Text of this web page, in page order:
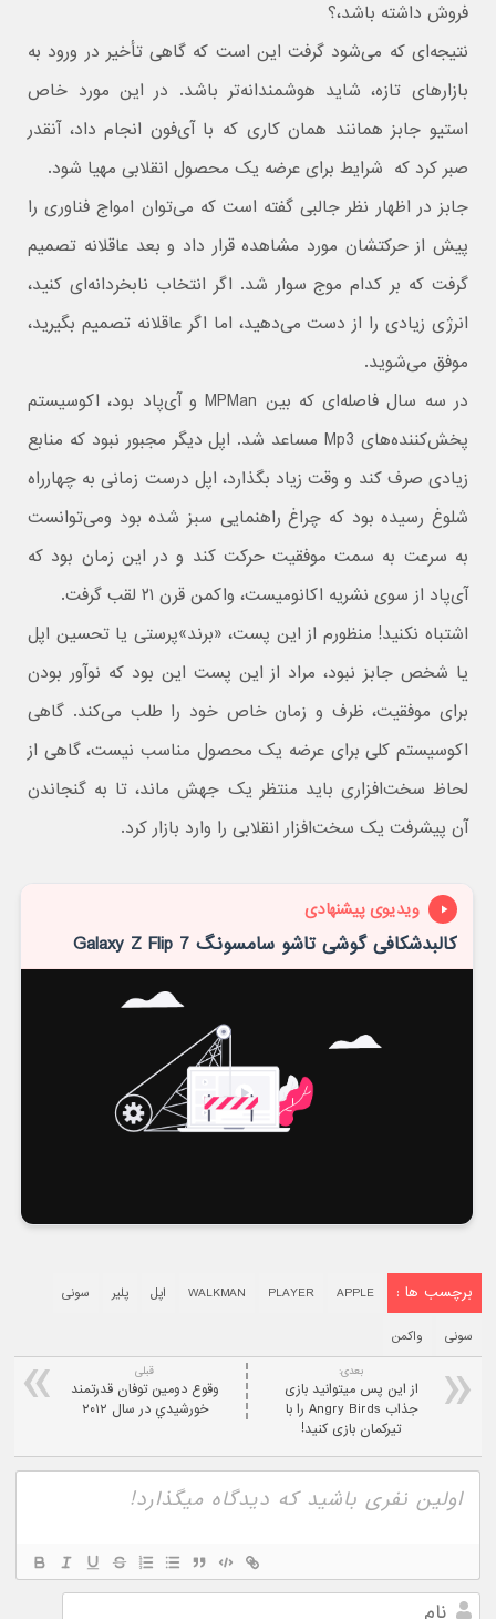
فروش داشته باشد،؟
نتیجه‌ای که می‌شود گرفت این است که گاهی تأخیر در ورود به
بازارهای تازه، شاید هوشمندانه‌تر باشد. در این مورد خاص
استیو جابز همانند همان کاری که با آی‌فون انجام داد، آنقدر
صبر کرد که شرایط برای عرضه یک محصول انقلابی مهیا شود.
جابز در اظهار نظر جالبی گفته است که می‌توان امواج فناوری را
پیش از حرکتشان مورد مشاهده قرار داد و بعد عاقلانه تصمیم
گرفت که بر کدام موج سوار شد. اگر انتخاب نابخردانه‌ای کنید،
انرژی زیادی را از دست می‌دهید، اما اگر عاقلانه تصمیم بگیرید،
موفق می‌شوید.
در سه سال فاصله‌ای که بین MPMan و آی‌پاد بود، اکوسیستم
پخش‌کننده‌های Mp3 مساعد شد. اپل دیگر مجبور نبود که منابع
زیادی صرف کند و وقت زیاد بگذارد، اپل درست زمانی به چهارراه
شلوغ رسیده بود که چراغ راهنمایی سبز شده بود ومی‌توانست
به سرعت به سمت موفقیت حرکت کند و در این زمان بود که
آی‌پاد از سوی نشریه اکانومیست، واکمن قرن ۲۱ لقب گرفت.
اشتباه نکنید! منظورم از این پست، «برند»پرستی یا تحسین اپل
یا شخص جابز نبود، مراد از این پست این بود که نوآور بودن
برای موفقیت، ظرف و زمان خاص خود را طلب می‌کند. گاهی
اکوسیستم کلی برای عرضه یک محصول مناسب نیست، گاهی از
لحاظ سخت‌افزاری باید منتظر یک جهش ماند، تا به گنجاندن
آن پیشرفت یک سخت‌افزار انقلابی را وارد بازار کرد.
ویدیوی پیشنهادی
کالبدشکافی گوشی تاشو سامسونگ Galaxy Z Flip 7
برچسب ها : APPLE
PLAYER
WALKMAN اپل پلیر سونی
سونی واکمن
قبلی
وقوع دومين توفان قدرتمند
خورشيدي در سال ۲۰۱۲
بعدی:
از این پس میتوانید بازی
جذاب Angry Birds را با
تیرکمان بازی کنید!
نام